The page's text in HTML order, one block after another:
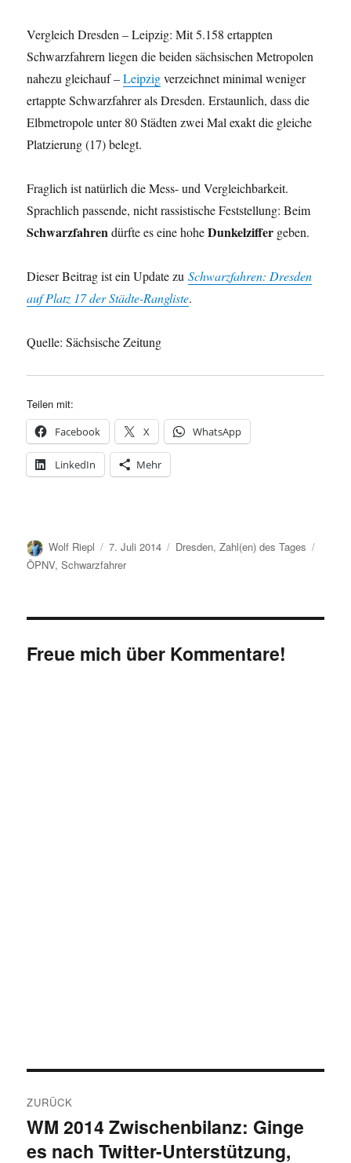
Vergleich Dresden – Leipzig: Mit 5.158 ertappten
Schwarzfahrern liegen die beiden sächsischen Metropolen
nahezu gleichauf –Leipzigverzeichnet minimal weniger
ertappte Schwarzfahrer als Dresden. Erstaunlich, dass die
Elbmetropole unter 80 Städten zwei Mal exakt die gleiche
Platzierung (17) belegt.
Fraglich ist natürlich die Mess- und Vergleichbarkeit.
Sprachlich passende, nicht rassistische Feststellung: Beim
Schwarzfahrendürfte es eine hoheDunkelziffer geben.
Dieser Beitrag ist ein Update zuSchwarzfahren: Dresden
auf Platz 17 der Städte-Rangliste.
Quelle: Sächsische Zeitung
Teilen mit:
Facebook X WhatsApp
LinkedIn Mehr
Autor
Wolf Riepl
Veröffentlicht
am
7. Juli 2014 Kategorien
Dresden,Zahl(en) des Tages
ÖPNV,Schwarzfahrer
Freue mich über Kommentare!
ZURÜCK
Vorheriger
Beitrag:
WM 2014 Zwischenbilanz: Ginge
es nach Twitter-Unterstützung,